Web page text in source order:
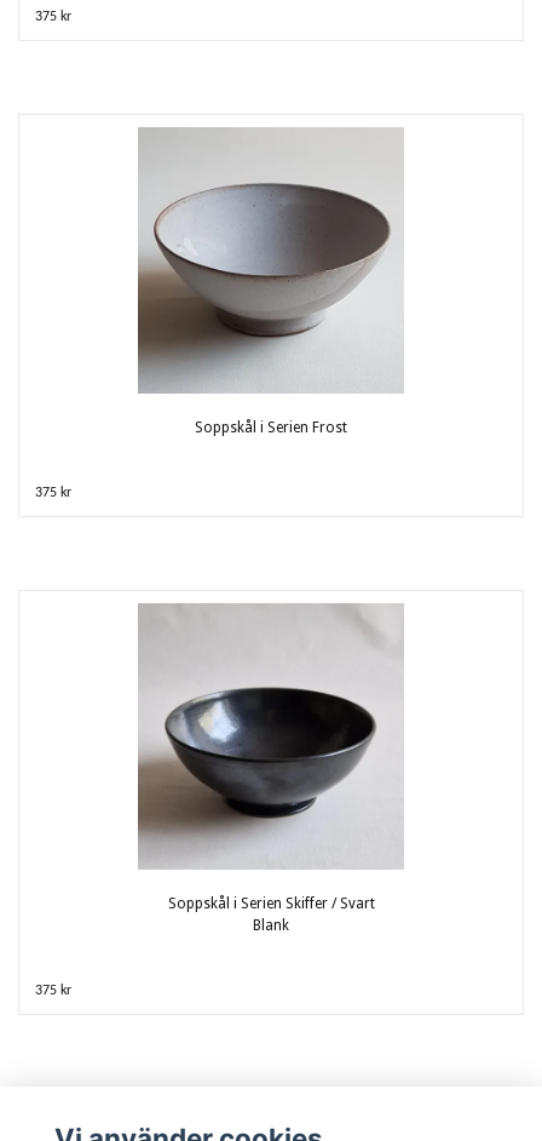
375 kr
Soppskål i Serien Frost
375 kr
Soppskål i Serien Skiffer / Svart
Blank
375 kr